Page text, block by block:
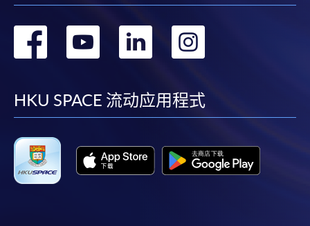
转
facebook
转
youtube
转
linkedin
HKU SPACE 流动应用程式